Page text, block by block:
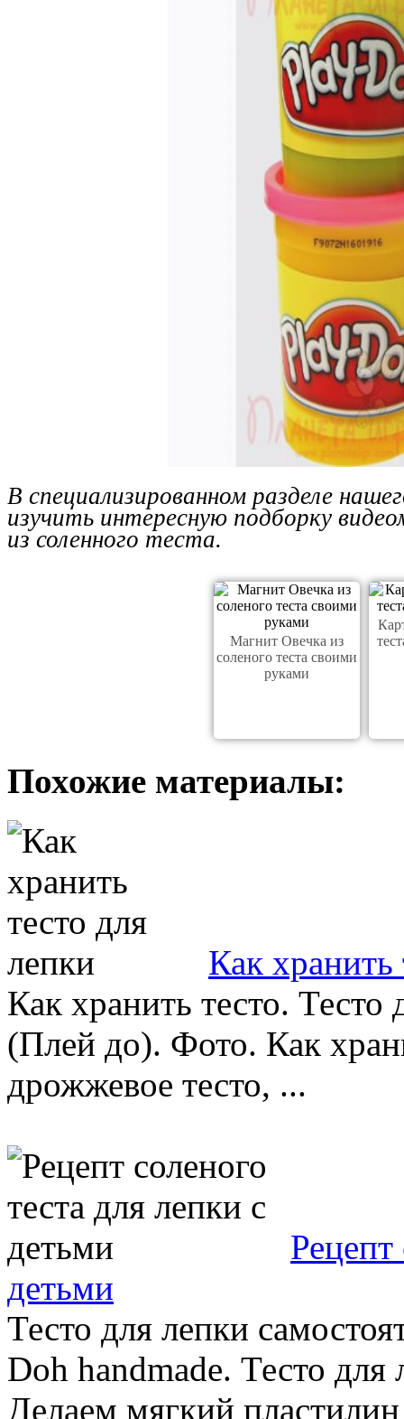
В специализированном разделе
изучить интересную подборку
из соленного теста.
Магнит Овечка из
соленого теста своими
руками
Похожие материалы:
Как хранить
Как хранить тесто. Тесто
(Плей до). Фото. Как
дрожжевое тесто, ...
Рецепт
детьми
Тесто для лепки
Doh handmade. Тесто
Делаем мягкий